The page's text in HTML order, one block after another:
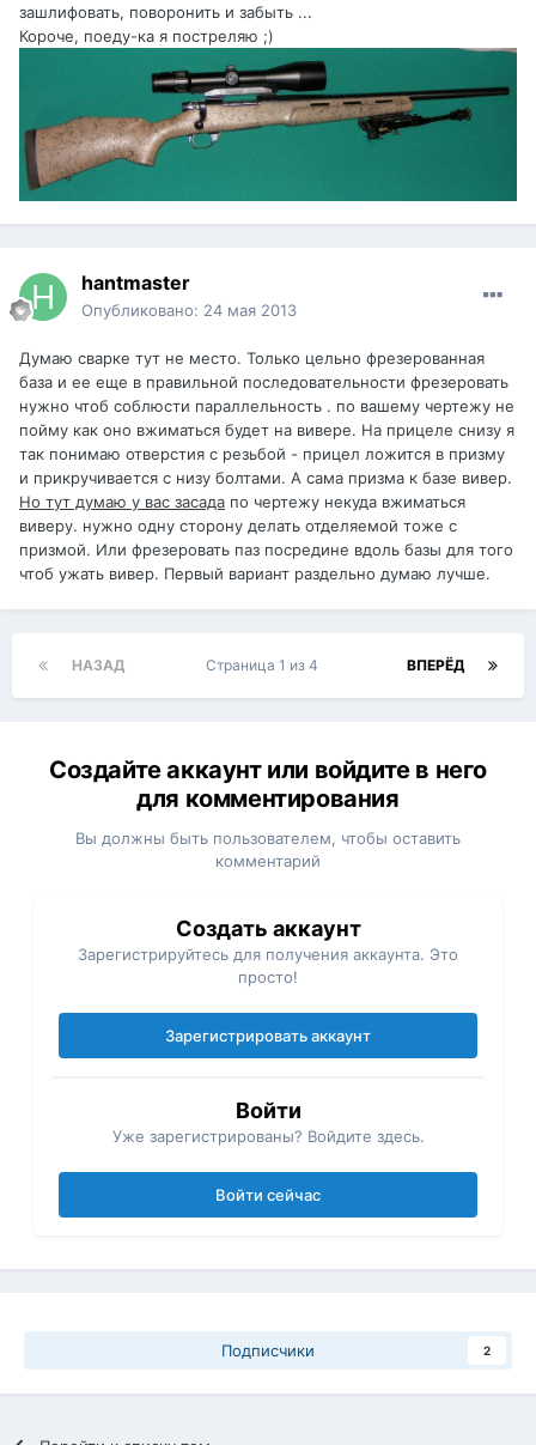
зашлифовать, поворонить и забыть ...
Короче, поеду-ка я постреляю ;)
hantmaster
Опубликовано: 24 мая 2013
Думаю сварке тут не место. Только цельно фрезерованная
база и ее еще в правильной последовательности фрезеровать
нужно чтоб соблюсти параллельность . по вашему чертежу не
пойму как оно вжиматься будет на вивере. На прицеле снизу я
так понимаю отверстия с резьбой - прицел ложится в призму
и прикручивается с низу болтами. А сама призма к базе вивер.
Но тут думаю у вас засада по чертежу некуда вжиматься
виверу. нужно одну сторону делать отделяемой тоже с
призмой. Или фрезеровать паз посредине вдоль базы для того
чтоб ужать вивер. Первый вариант раздельно думаю лучше.
НАЗАД ВПЕРЁД
Страница 1 из 4
Создайте аккаунт или войдите в него
для комментирования
Вы должны быть пользователем, чтобы оставить
комментарий
Создать аккаунт
Зарегистрируйтесь для получения аккаунта. Это
просто!
Зарегистрировать аккаунт
Войти
Уже зарегистрированы? Войдите здесь.
Войти сейчас
Подписчики 2